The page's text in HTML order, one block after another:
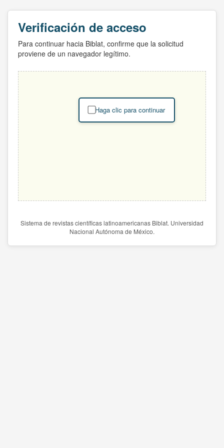
Verificación de acceso
Para continuar hacia Biblat, confirme que la solicitud
proviene de un navegador legítimo.
Haga clic para continuar
Sistema de revistas científicas latinoamericanas Biblat. Universidad
Nacional Autónoma de México.